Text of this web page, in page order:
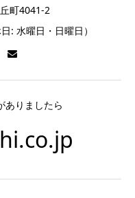
町4041-2
: 水曜日・日曜日）
ありましたら